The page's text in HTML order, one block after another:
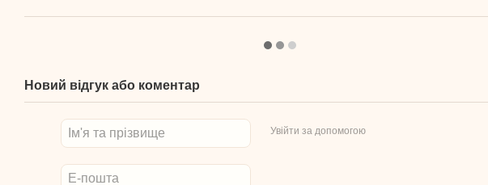
Новий відгук або коментар
Увійти за допомогою